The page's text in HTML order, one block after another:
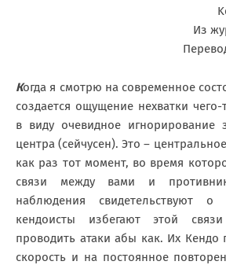
Из
Когда я смотрю на современное
создается ощущение нехватки
в виду очевидное игнорирование
центра (сейчусен). Это –
как раз тот момент, во время
связи между вами и
наблюдения свидетельствуют
кендоисты избегают этой
проводить атаки абы как. Их Кендо
скорость и на постоянное